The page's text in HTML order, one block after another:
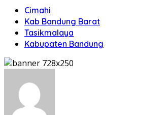
Cimahi
Kab Bandung Barat
Tasikmalaya
Kabupaten Bandung